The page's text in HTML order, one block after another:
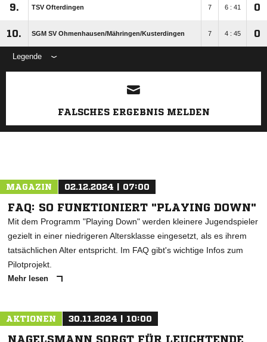
9. TSV Ofterdingen 7 6 : 41 0
10. SGM SV Ohmenhausen/​Mähringen/​Kusterdingen 7 4 : 45 0
Legende
ANZEIGE
FALSCHES ERGEBNIS MELDEN
MAGAZIN 02.12.2024 | 07:00
FAQ: SO FUNKTIONIERT "PLAYING DOWN"
Mit dem Programm "Playing Down" werden kleinere Jugendspieler
gezielt in einer niedrigeren Altersklasse eingesetzt, als es ihrem
tatsächlichen Alter entspricht. Im FAQ gibt's wichtige Infos zum
Pilotprojekt.
Mehr lesen
AKTIONEN 30.11.2024 | 10:00
NAGELSMANN SORGT FÜR LEUCHTENDE